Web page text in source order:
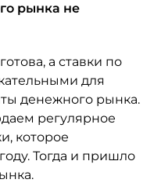
рынка не
а ставки по
для
денежного рынка.
регулярное
которое
Тогда и пришло